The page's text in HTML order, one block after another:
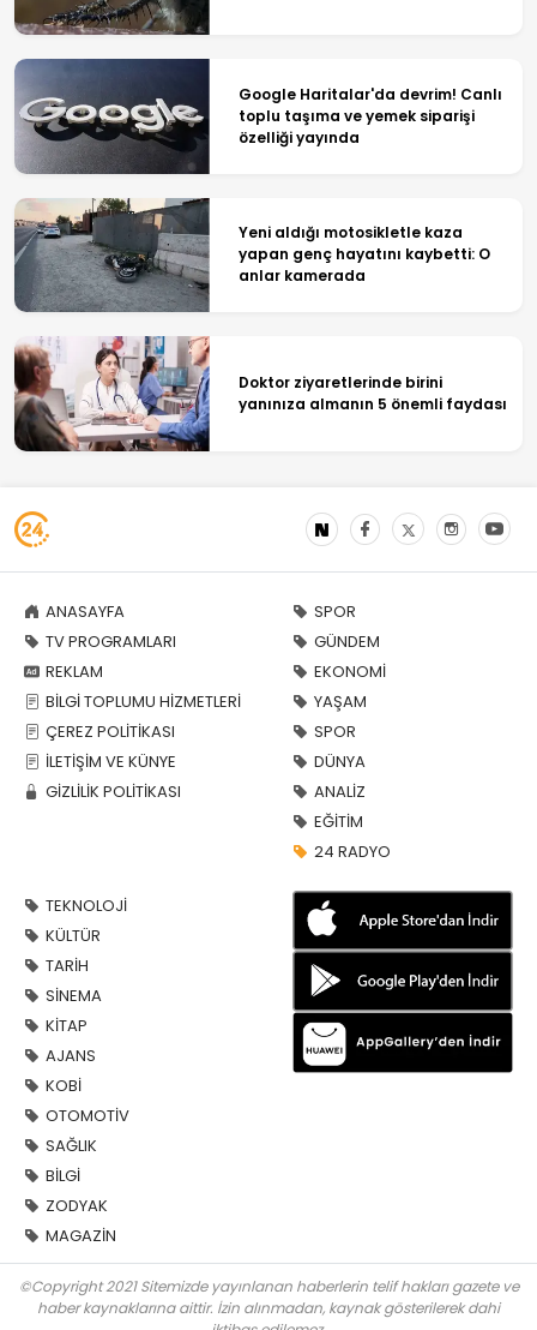
Google Haritalar'da devrim! Canlı
toplu taşıma ve yemek siparişi
özelliği yayında
Yeni aldığı motosikletle kaza
yapan genç hayatını kaybetti: O
anlar kamerada
Doktor ziyaretlerinde birini
yanınıza almanın 5 önemli faydası
ANASAYFA
TV PROGRAMLARI
REKLAM
BİLGİ TOPLUMU HİZMETLERİ
ÇEREZ POLİTİKASI
İLETİŞİM VE KÜNYE
GİZLİLİK POLİTİKASI
SPOR
GÜNDEM
EKONOMİ
YAŞAM
SPOR
DÜNYA
ANALİZ
EĞİTİM
24 RADYO
TEKNOLOJİ
KÜLTÜR
TARİH
SİNEMA
KİTAP
AJANS
KOBİ
OTOMOTİV
SAĞLIK
BİLGİ
ZODYAK
MAGAZİN
©Copyright 2021 Sitemizde yayınlanan haberlerin telif hakları gazete ve
haber kaynaklarına aittir. İzin alınmadan, kaynak gösterilerek dahi